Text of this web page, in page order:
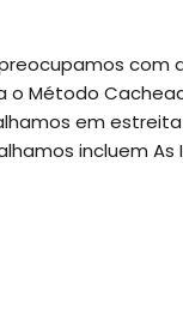
Método
em
incluem As I